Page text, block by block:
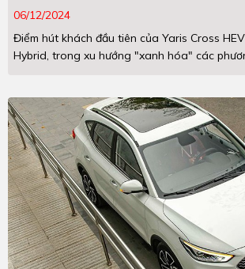
06/12/2024
Điểm hút khách đầu tiên của Yaris Cross
Hybrid, trong xu hướng "xanh hóa" các